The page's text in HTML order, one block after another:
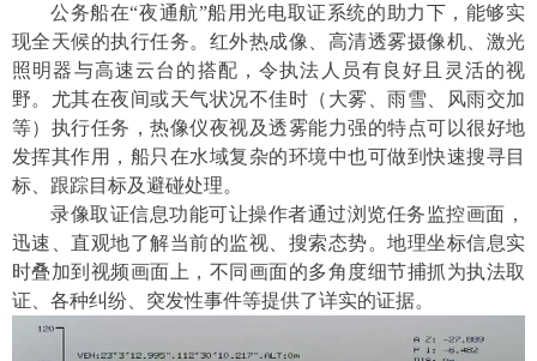
公务船在“夜通航”船用光电取证系统的助力下，能够实
现全天候的执行任务。 红外热成像 高清透雾摄像机
激光
照明器与高速云台的搭配 ，令执法人员有良好 且 灵活的视
野。 尤其在夜间或天气状况不佳时（大雾、雨雪、风雨交加
等） 执行任务 ，热像仪夜视及透雾能力强的特点可以很好地
发挥其作用 ， 船只 在水域复杂的环境中也可做到快速搜寻目
标、跟踪目标及避碰处理。
录像取证信息功能可让操作者通过浏览任务监控画面，
迅速、直观地了解当前的监视、搜索态势。地理坐标信息实
时叠加到视频画面上，不同画面的多角度细节捕抓为执法取
证、各种纠纷、突发性事件等提供了详实的证据。